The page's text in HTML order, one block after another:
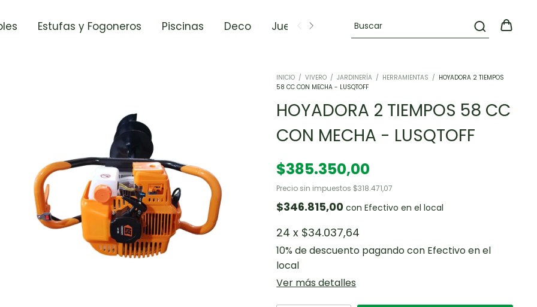
Estufas y Fogoneros Piscinas Deco Juegos OFERTAS
INICIO / VIVERO / JARDINERÍA / HERRAMIENTAS / HOYADORA 2 TIEMPOS
58 CC CON MECHA - LUSQTOFF
HOYADORA 2 TIEMPOS 58 CC
CON MECHA - LUSQTOFF
$385.350,00
Precio sin impuestos $318.471,07
$346.815,00con Efectivo en el local
24 x $34.037,64
10% de descuento pagando con Efectivo en el
local
Ver más detalles